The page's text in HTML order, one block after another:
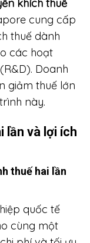
khích thuế
cung cấp
thuế dành
các hoạt
Doanh
giảm thuế lớn
này.
lần và lợi ích
thuế hai lần
quốc tế
cùng một